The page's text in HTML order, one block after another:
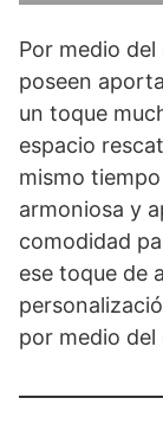
Por medio
poseen
un toque
espacio
mismo
armoniosa y
comodidad
ese toque de
por medio del